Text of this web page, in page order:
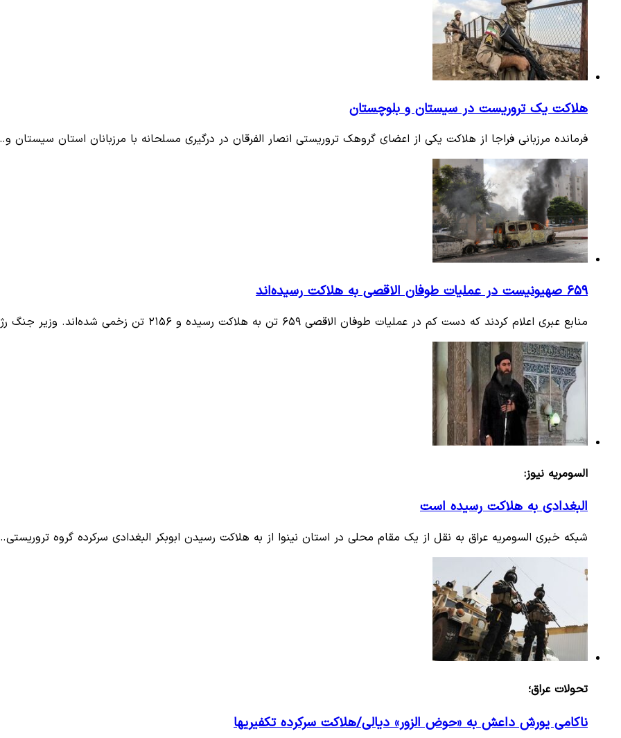
هلاکت یک تروریست در سیستان و بلوچستان
فرمانده مرزبانی فراجا از هلاکت یکی از اعضای گروهک تروریستی انصار الفرقان در درگیری مسلحانه با مرزبانان استان سیستان
۶۵۹ صهیونیست در عملیات طوفان الاقصی به هلاکت رسیده‌اند
منابع عبری اعلام کردند که دست کم در عملیات طوفان الاقصی ۶۵۹ تن به هلاکت رسیده و ۲۱۵۶ تن زخمی شده‌اند. وزیر جنگ رژیم…
السومریه نیوز:
البغدادی به هلاکت رسیده است
شبکه خبری السومریه عراق به نقل از یک مقام محلی در استان نینوا از به هلاکت رسیدن ابوبکر البغدادی سرکرده گروه
تحولات عراق؛
ناکامی یورش داعش به «حوض الزور» دیالی/هلاکت سرکرده تکفیریها